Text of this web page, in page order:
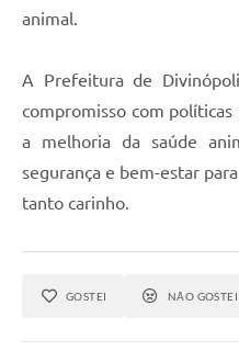
animal.
A Prefeitura de
compromisso com
a melhoria da saúde
segurança e bem-estar
tanto carinho.
GOSTEI NÃO GOSTEI